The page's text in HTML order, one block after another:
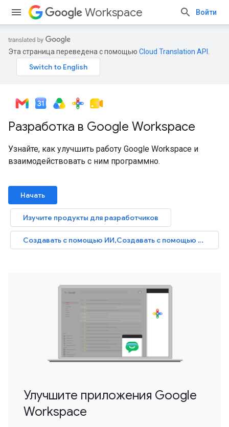
Workspace Войти
Эта страница переведена с помощью Cloud Translation API
Разработка в Google Workspace
Узнайте, как улучшить работу Google Workspace и
взаимодействовать с ним программно.
Начать
Изучите продукты для разработчиков
Создавать с помощью ИИ,Создавать с помощью ИИ,Создавать с помощью ИИ,Создавать с помощью ИИ
Улучшите приложения Google
Workspace